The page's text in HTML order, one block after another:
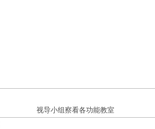
视导小组察看各功能教室